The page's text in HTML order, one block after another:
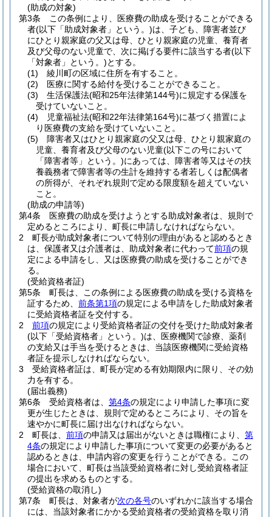
(助成の対象)
第3条
この条例により、医療費の助成を受けることができる
者(以下「助成対象者」という。)は、子ども、障害者並び
にひとり親家庭の父又は母、ひとり親家庭の児童、養育者
及び父母のない児童で、次に掲げる要件に該当する者(以下
「対象者」という。)とする。
(1)
綾川町の区域に住所を有すること。
(2)
医療に関する給付を受けることができること。
(3)
生活保護法(昭和25年法律第144号)に規定する保護を
受けていないこと。
(4)
児童福祉法(昭和22年法律第164号)に基づく措置によ
り医療費の支給を受けていないこと。
(5)
障害者又はひとり親家庭の父又は母、ひとり親家庭の
児童、養育者及び父母のない児童(以下この号において
「障害者等」という。)にあっては、障害者等又はその扶
養義務者で障害者等の生計を維持する者若しくは配偶者
の所得が、それぞれ規則で定める限度額を超えていない
こと。
(助成の申請等)
第4条
医療費の助成を受けようとする助成対象者は、規則で
定めるところにより、町長に申請しなければならない。
2
町長が助成対象者について特別の理由があると認めるとき
は、保護者又は介護者は、助成対象者に代わって前項の規
定による申請をし、又は医療費の助成を受けることができ
る。
(受給資格者証)
第5条
町長は、この条例による医療費の助成を受ける資格を
証するため、 前条第1項の規定による申請をした助成対象者
に受給資格者証を交付する。
2
前項の規定により受給資格者証の交付を受けた助成対象者
(以下「受給資格者」という。)は、医療機関で診療、薬剤
の支給又は手当を受けるときは、当該医療機関に受給資格
者証を提示しなければならない。
3
受給資格者証は、町長が定める有効期限内に限り、その効
力を有する。
(届出義務)
第6条
受給資格者は、 第4条の規定により申請した事項に変
更が生じたときは、規則で定めるところにより、その旨を
速やかに町長に届け出なければならない。
2
町長は、 前項の申請又は届出がないときは職権により、 第
4条の規定により申請した事項について変更の必要があると
認めるときは、申請内容の変更を行うことができる。
この
場合において、町長は当該受給資格者に対し受給資格者証
の提出を求めるものとする。
(受給資格の取消し)
第7条
町長は、対象者が次の各号のいずれかに該当する場合
には、当該対象者にかかる受給資格者の受給資格を取り消